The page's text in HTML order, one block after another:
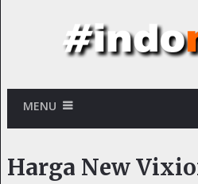
MENU
Harga New